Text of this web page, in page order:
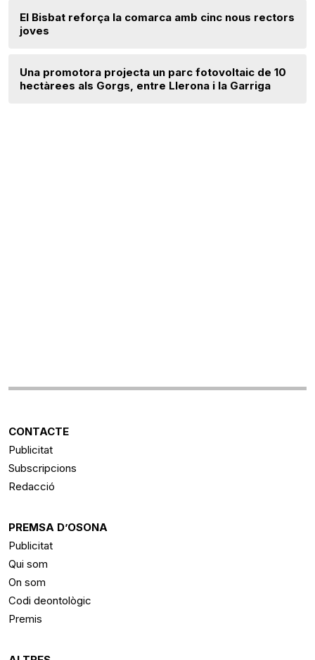
El Bisbat reforça la comarca amb cinc nous rectors
joves
Una promotora projecta un parc fotovoltaic de 10
hectàrees als Gorgs, entre Llerona i la Garriga
CONTACTE
Publicitat
Subscripcions
Redacció
PREMSA D’OSONA
Publicitat
Qui som
On som
Codi deontològic
Premis